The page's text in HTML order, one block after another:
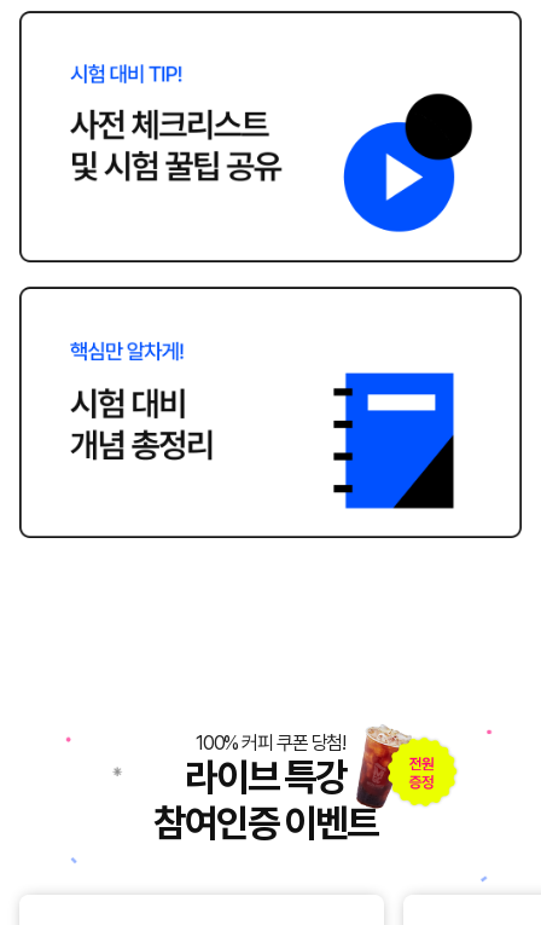
100% 커피 쿠폰 당첨!
라이브 특강
참여인증 이벤트